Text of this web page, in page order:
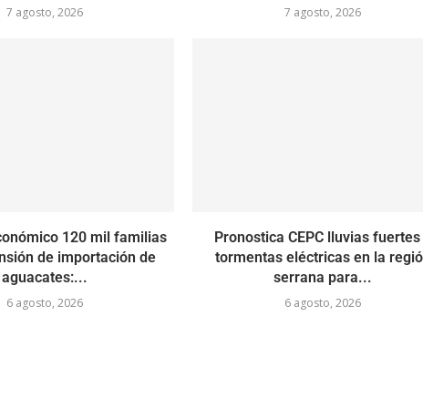
7 agosto, 2026 7 agosto, 2026
120 mil familias
de importación de
aguacates:...
6 agosto, 2026
Pronostica CEPC lluvias
tormentas eléctricas en la
serrana para...
6 agosto, 2026